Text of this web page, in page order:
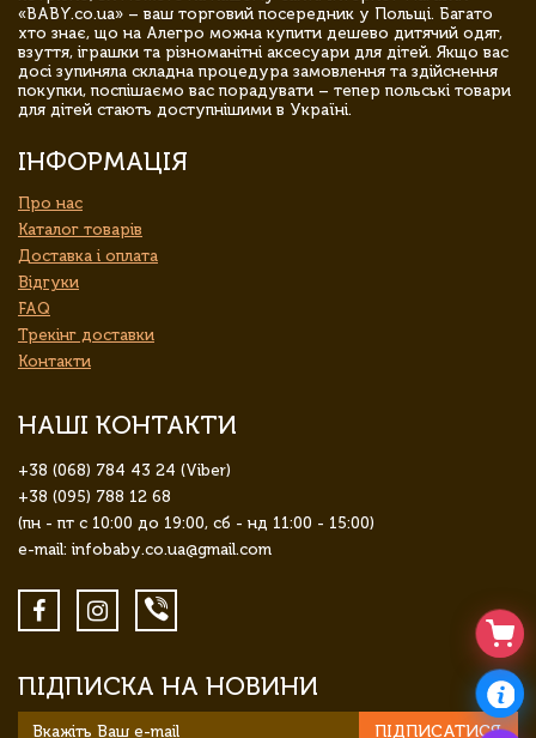
«BABY.co.ua» – ваш торговий посередник у Польщі. Багато
хто знає, що на Алегро можна купити дешево дитячий одяг,
взуття, іграшки та різноманітні аксесуари для дітей. Якщо вас
досі зупиняла складна процедура замовлення та здійснення
покупки, поспішаємо вас порадувати – тепер польські товари
для дітей стають доступнішими в Україні.
ІНФОРМАЦІЯ
Про нас
Каталог товарів
Доставка і оплата
Відгуки
FAQ
Трекінг доставки
Контакти
НАШІ КОНТАКТИ
+38 (068) 784 43 24 (Viber)
+38 (095) 788 12 68
(пн - пт с 10:00 до 19:00, сб - нд 11:00 - 15:00)
e-mail: infobaby.co.ua@gmail.com
ПІДПИСКА НА НОВИНИ
ПІДПИСАТИСЯ